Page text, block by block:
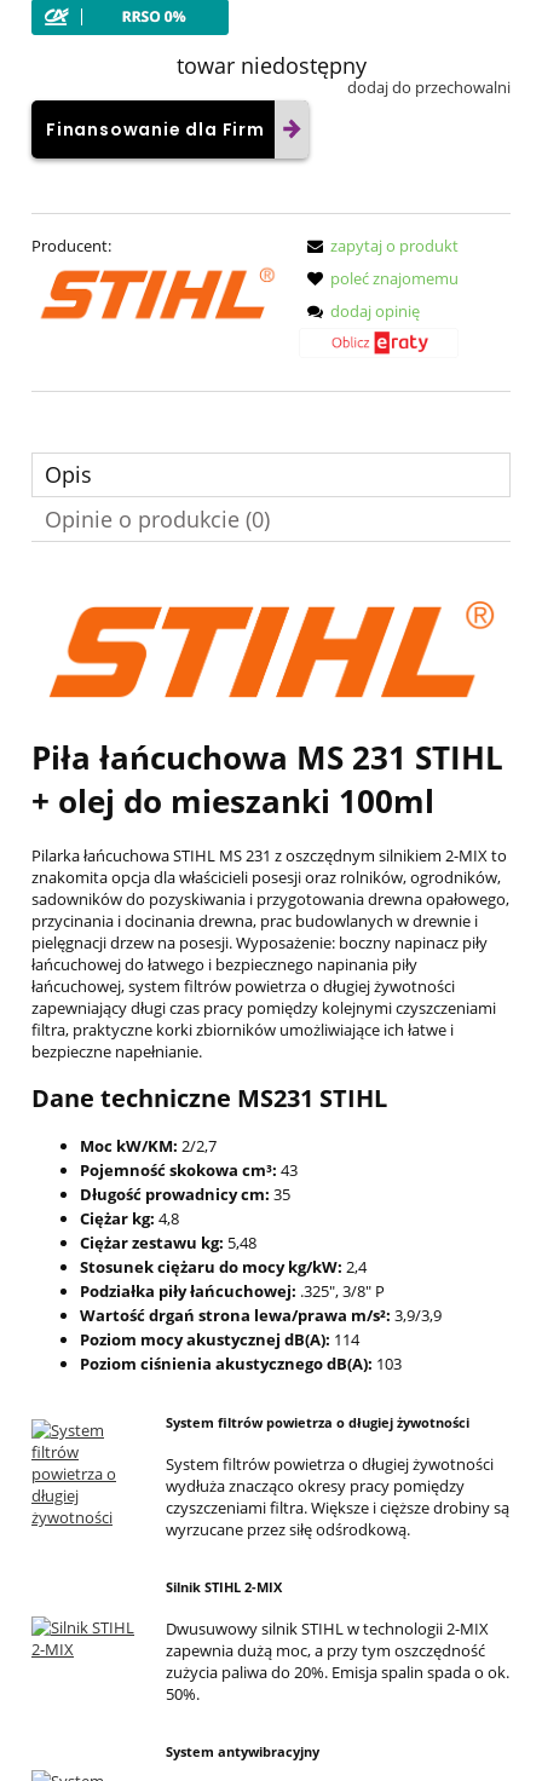
towar niedostępny
dodaj do przechowalni
Finansowanie dla Firm
Producent:
zapytaj o produkt
poleć znajomemu
dodaj opinię
Opis
Opinie o produkcie (0)
Piła łańcuchowa MS 231 STIHL
+ olej do mieszanki 100ml
Pilarka łańcuchowa STIHL MS 231 z oszczędnym silnikiem 2-MIX to
znakomita opcja dla właścicieli posesji oraz rolników, ogrodników,
sadowników do pozyskiwania i przygotowania drewna opałowego,
przycinania i docinania drewna, prac budowlanych w drewnie i
pielęgnacji drzew na posesji. Wyposażenie: boczny napinacz piły
łańcuchowej do łatwego i bezpiecznego napinania piły
łańcuchowej, system filtrów powietrza o długiej żywotności
zapewniający długi czas pracy pomiędzy kolejnymi czyszczeniami
filtra, praktyczne korki zbiorników umożliwiające ich łatwe i
bezpieczne napełnianie.
Dane techniczne MS231 STIHL
Moc kW/KM: 2/2,7
Pojemność skokowa cm³: 43
Długość prowadnicy cm: 35
Ciężar kg: 4,8
Ciężar zestawu kg: 5,48
Stosunek ciężaru do mocy kg/kW: 2,4
Podziałka piły łańcuchowej: .325", 3/8" P
Wartość drgań strona lewa/prawa m/s²: 3,9/3,9
Poziom mocy akustycznej dB(A): 114
Poziom ciśnienia akustycznego dB(A): 103
System filtrów powietrza o długiej żywotności
System filtrów powietrza o długiej żywotności
wydłuża znacząco okresy pracy pomiędzy
czyszczeniami filtra. Większe i cięższe drobiny są
wyrzucane przez siłę odśrodkową.
Silnik STIHL 2-MIX
Dwusuwowy silnik STIHL w technologii 2-MIX
zapewnia dużą moc, a przy tym oszczędność
zużycia paliwa do 20%. Emisja spalin spada o ok.
50%.
System antywibracyjny